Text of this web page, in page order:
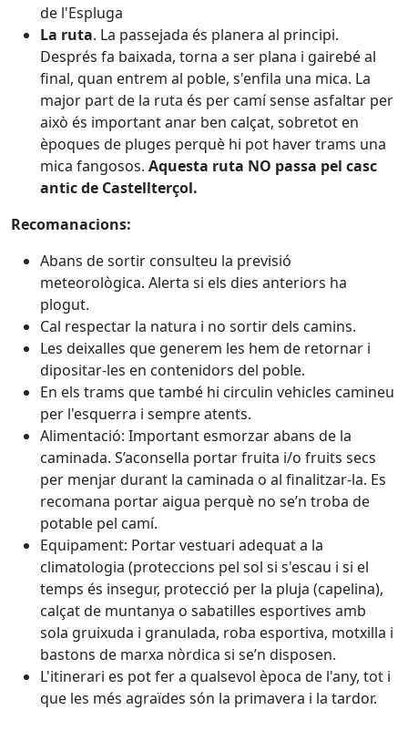
de l'Espluga
La ruta. La passejada és planera al principi.
Després fa baixada, torna a ser plana i gairebé al
final, quan entrem al poble, s'enfila una mica. La
major part de la ruta és per camí sense asfaltar per
això és important anar ben calçat, sobretot en
èpoques de pluges perquè hi pot haver trams una
mica fangosos. Aquesta ruta NO passa pel casc
antic de Castellterçol.
Recomanacions:
Abans de sortir consulteu la previsió
meteorològica. Alerta si els dies anteriors ha
plogut.
Cal respectar la natura i no sortir dels camins.
Les deixalles que generem les hem de retornar i
dipositar-les en contenidors del poble.
En els trams que també hi circulin vehicles camineu
per l'esquerra i sempre atents.
Alimentació: Important esmorzar abans de la
caminada. S’aconsella portar fruita i/o fruits secs
per menjar durant la caminada o al finalitzar-la. Es
recomana portar aigua perquè no se’n troba de
potable pel camí.
Equipament: Portar vestuari adequat a la
climatologia (proteccions pel sol si s'escau i si el
temps és insegur, protecció per la pluja (capelina),
calçat de muntanya o sabatilles esportives amb
sola gruixuda i granulada, roba esportiva, motxilla i
bastons de marxa nòrdica si se’n disposen.
L'itinerari es pot fer a qualsevol època de l'any, tot i
que les més agraïdes són la primavera i la tardor.